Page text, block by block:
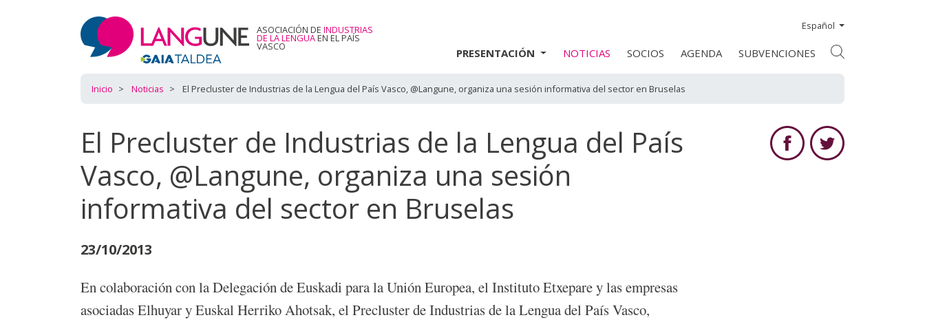
ASOCIACIÓN DE INDUSTRIAS
DE LA LENGUAEN EL PAÍS
VASCO
Español
PRESENTACIÓN NOTICIAS SOCIOS AGENDA SUBVENCIONES
Inicio Noticias El Precluster de Industrias de la Lengua del País Vasco, @Langune, organiza una sesión informativa del sector en Bruselas
El Precluster de Industrias de la Lengua del País
Vasco, @Langune, organiza una sesión
informativa del sector en Bruselas
23/10/2013
En colaboración con la Delegación de Euskadi para la Unión Europea, el Instituto Etxepare y las empresas
asociadas Elhuyar y Euskal Herriko Ahotsak, el Precluster de Industrias de la Lengua del País Vasco,